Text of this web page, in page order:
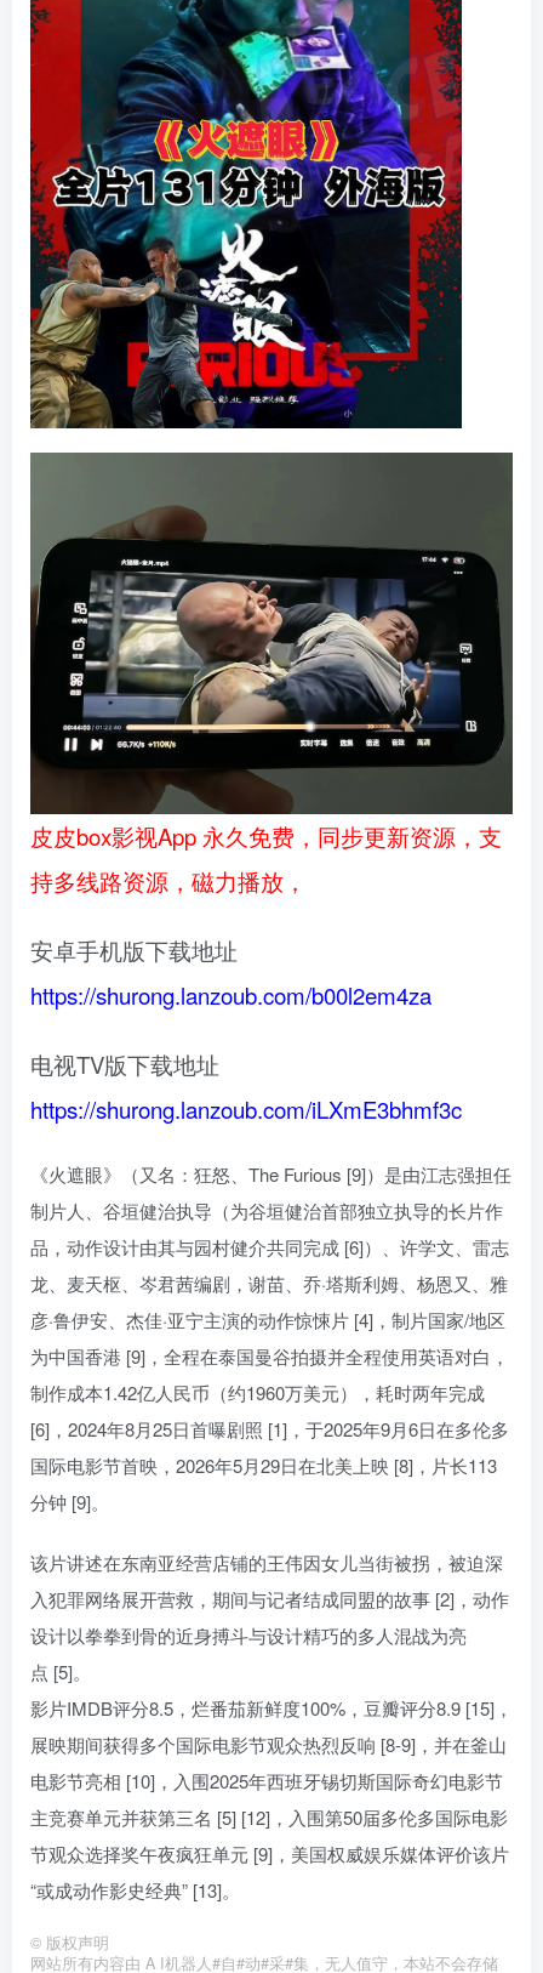
皮皮box影视App 永久免费，同步更新资源，支
持多线路资源，磁力播放，
安卓手机版下载地址
https://shurong.lanzoub.com/b00l2em4za
电视TV版下载地址
https://shurong.lanzoub.com/iLXmE3bhmf3c
《火遮眼》（又名：狂怒、The Furious [9]）是由江志强担任
制片人、谷垣健治执导（为谷垣健治首部独立执导的长片作
品，动作设计由其与园村健介共同完成 [6]）、许学文、雷志
龙、麦天枢、岑君茜编剧，谢苗、乔·塔斯利姆、杨恩又、雅
彦·鲁伊安、杰佳·亚宁主演的动作惊悚片 [4]，制片国家/地区
为中国香港 [9]，全程在泰国曼谷拍摄并全程使用英语对白，
制作成本1.42亿人民币（约1960万美元），耗时两年完成
[6]，2024年8月25日首曝剧照 [1]，于2025年9月6日在多伦多
国际电影节首映，2026年5月29日在北美上映 [8]，片长113
分钟 [9]。
该片讲述在东南亚经营店铺的王伟因女儿当街被拐，被迫深
入犯罪网络展开营救，期间与记者结成同盟的故事 [2]，动作
设计以拳拳到骨的近身搏斗与设计精巧的多人混战为亮
点 [5]。
影片IMDB评分8.5，烂番茄新鲜度100%，豆瓣评分8.9 [15]，
展映期间获得多个国际电影节观众热烈反响 [8-9]，并在釜山
电影节亮相 [10]，入围2025年西班牙锡切斯国际奇幻电影节
主竞赛单元并获第三名 [5] [12]，入围第50届多伦多国际电影
节观众选择奖午夜疯狂单元 [9]，美国权威娱乐媒体评价该片
“或成动作影史经典” [13]。
© 版权声明
网站所有内容由 A I机器人#自#动#采#集，无人值守，本站不会存储